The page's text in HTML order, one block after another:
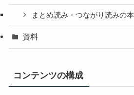
まとめ読み・つながり読みの本
資料
コンテンツの構成